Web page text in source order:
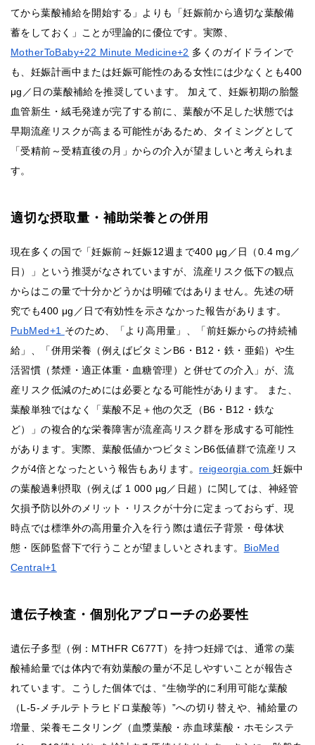
てから葉酸補給を開始する」よりも「妊娠前から適切な葉酸備
蓄をしておく」ことが理論的に優位です。実際、
MotherToBaby+22 Minute Medicine+2 多くのガイドラインで
も、妊娠計画中または妊娠可能性のある女性には少なくとも400
μg／日の葉酸補給を推奨しています。 加えて、妊娠初期の胎盤
血管新生・絨毛発達が完了する前に、葉酸が不足した状態では
早期流産リスクが高まる可能性があるため、タイミングとして
「受精前～受精直後の月」からの介入が望ましいと考えられま
す。
適切な摂取量・補助栄養との併用
現在多くの国で「妊娠前～妊娠12週まで400 µg／日（0.4 mg／
日）」という推奨がなされていますが、流産リスク低下の観点
からはこの量で十分かどうかは明確ではありません。先述の研
究でも400 μg／日で有効性を示さなかった報告があります。
PubMed+1 そのため、「より高用量」、「前妊娠からの持続補
給」、「併用栄養（例えばビタミンB6・B12・鉄・亜鉛）や生
活習慣（禁煙・適正体重・血糖管理）と併せての介入」が、流
産リスク低減のためには必要となる可能性があります。 また、
葉酸単独ではなく「葉酸不足＋他の欠乏（B6・B12・鉄な
ど）」の複合的な栄養障害が流産高リスク群を形成する可能性
があります。実際、葉酸低値かつビタミンB6低値群で流産リス
クが4倍となったという報告もあります。 reigeorgia.com妊娠中
の葉酸過剰摂取（例えば 1 000 µg／日超）に関しては、神経管
欠損予防以外のメリット・リスクが十分に定まっておらず、現
時点では標準外の高用量介入を行う際は遺伝子背景・母体状
態・医師監督下で行うことが望ましいとされます。 BioMed
Central+1
遺伝子検査・個別化アプローチの必要性
遺伝子多型（例：MTHFR C677T）を持つ妊婦では、通常の葉
酸補給量では体内で有効葉酸の量が不足しやすいことが報告さ
れています。こうした個体では、“生物学的に利用可能な葉酸
（L-5-メチルテトラヒドロ葉酸等）”への切り替えや、補給量の
増量、栄養モニタリング（血漿葉酸・赤血球葉酸・ホモシステ